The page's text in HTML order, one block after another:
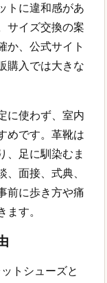
トに違和感があ
サイズ交換の案
か、公式サイト
購入では大きな
に使わず、室内
めです。革靴は
、足に馴染むま
、面接、式典、
前に歩き方や痛
ます。
トシューズと